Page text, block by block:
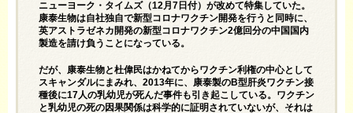
ニューヨーク・タイムズ（12月7日付）が改めて特集していた。
康泰生物は自社独自で新型コロナワクチン開発を行うと同時に、
英アストラゼネカ開発の新型コロナワクチン2億回分の中国国内
製造を請け負うことになっている。
だが、康泰生物と杜偉民はかねてからワクチン利権の中心として
スキャンダルにまみれ、2013年に、康泰製のB型肝炎ワクチン接
種後に17人の乳幼児が死んだ事件も引き起こしている。ワクチン
と乳幼児の死の因果関係は科学的に証明されていないが、それは